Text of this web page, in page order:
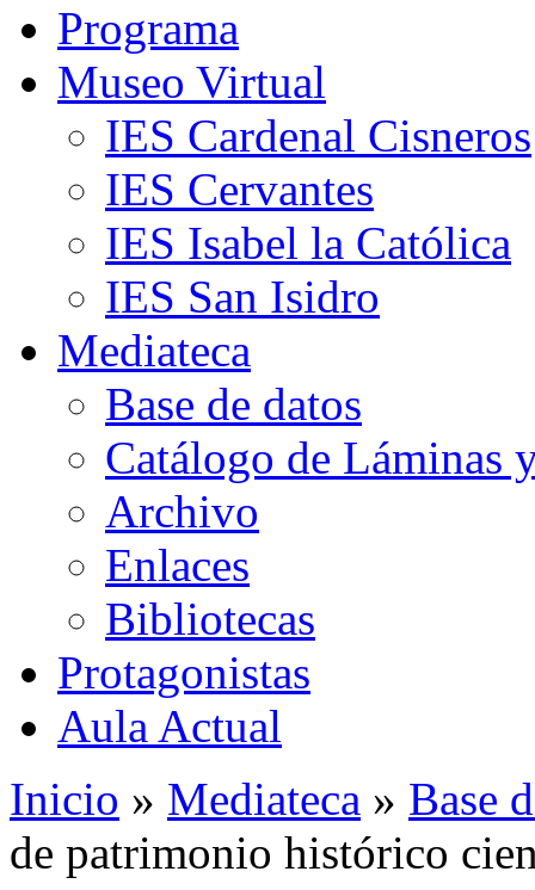
Programa
Museo Virtual
IES Cardenal Cisneros
IES Cervantes
IES Isabel la Católica
IES San Isidro
Mediateca
Base de datos
Catálogo de Láminas
Archivo
Enlaces
Bibliotecas
Protagonistas
Aula Actual
Inicio » Mediateca » Base
de patrimonio histórico